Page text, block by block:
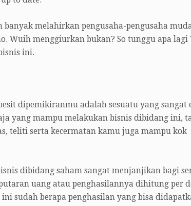
melahirkan pengusaha-pengusaha
Wuih menggiurkan bukan? So tunggu apa lagi
ini.
dipemikiranmu adalah sesuatu yang sangat
yang mampu melakukan bisnis dibidang ini,
teliti serta kecermatan kamu juga mampu kok
dibidang saham sangat menjanjikan bagi
uang atau penghasilannya dihitung per
sudah berapa penghasilan yang bisa